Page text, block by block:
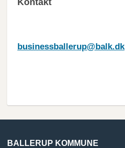
Kontakt
businessballerup@balk.dk
BALLERUP KOMMUNE